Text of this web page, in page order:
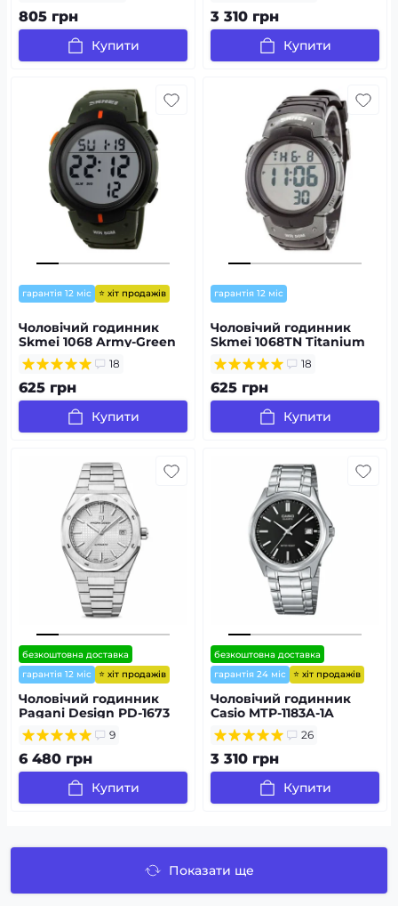
805 грн
Купити
3 310 грн
Купити
гарантія 12 міс ⭐ хіт продажів
Чоловічий годинник
Skmei 1068 Army-Green
18
625 грн
Купити
гарантія 12 міс
Чоловічий годинник
Skmei 1068TN Titanium
18
625 грн
Купити
безкоштовна доставка
гарантія 12 міс
⭐ хіт продажів
Чоловічий годинник
Pagani Design PD-1673
Silver-Silver
9
6 480 грн
Купити
безкоштовна доставка
гарантія 24 міс
⭐ хіт продажів
Чоловічий годинник
Casio MTP-1183A-1A
26
3 310 грн
Купити
Показати ще